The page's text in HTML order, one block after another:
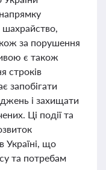
шахрайство,
за порушення
є також
строків
запобігати
і захищати
Ці події та
Україні, що
та потребам